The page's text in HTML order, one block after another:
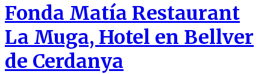
Fonda Matía Restaurant
La Muga, Hotel en Bellver
de Cerdanya